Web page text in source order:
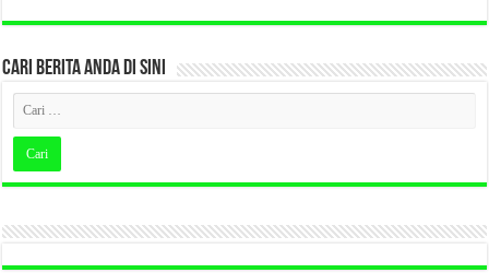
CARI BERITA ANDA DI SINI